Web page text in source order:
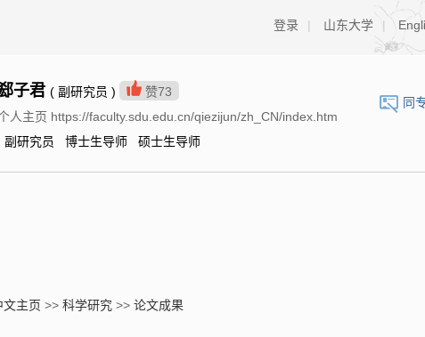
登录 | 山东大学 |
同
子君 ( 副研究员 ) 赞73
人主页 https://faculty.sdu.edu.cn/qiezijun/zh_CN/index.htm
副研究员 博士生导师 硕士生导师
文主页 >> 科学研究 >> 论文成果